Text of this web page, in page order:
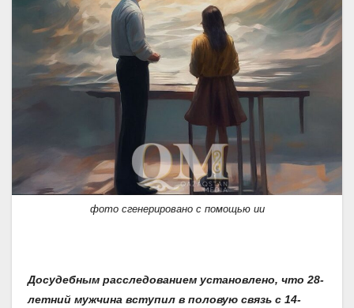
фото сгенерировано с помощью ии
Досудебным расследованием установлено, что 28-
летний мужчина вступил в половую связь с 14-